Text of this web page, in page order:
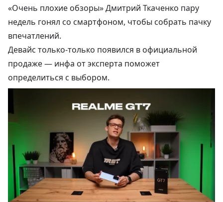
«Очень плохие обзоры» Дмитрий Ткаченко пару
недель гонял со смартфоном, чтобы собрать пачку
впечатлений.
Девайс только-только появился в официальной
продаже — инфа от эксперта поможет
определиться с выбором.